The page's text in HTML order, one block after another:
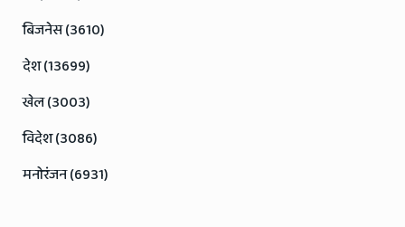
बिजनेस (3610)
देश (13699)
खेल (3003)
विदेश (3086)
मनोरंजन (6931)